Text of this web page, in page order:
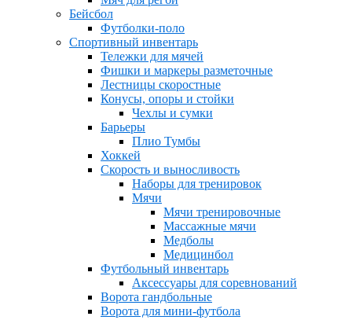
Бейсбол
Футболки-поло
Спортивный инвентарь
Тележки для мячей
Фишки и маркеры разметочные
Лестницы скоростные
Конусы, опоры и стойки
Чехлы и сумки
Барьеры
Плио Тумбы
Хоккей
Скорость и выносливость
Наборы для тренировок
Мячи
Мячи тренировочные
Массажные мячи
Медболы
Медицинбол
Футбольный инвентарь
Аксессуары для соревнований
Ворота гандбольные
Ворота для мини-футбола